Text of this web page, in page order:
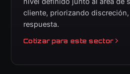
cliente, priorizando
respuesta.
Cotizar para este sector